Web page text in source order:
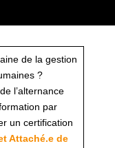
de la gestion
?
l’alternance
par
un certification
Attaché.e de